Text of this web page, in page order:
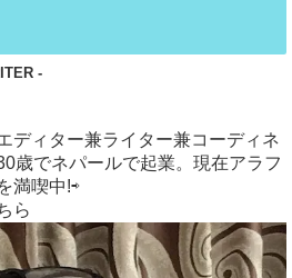
-
ディター兼ライター兼コーディネ
歳でネパールで起業。現在アラフ
満喫中!⇨
ら